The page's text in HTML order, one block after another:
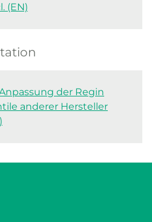
(EN)
der Regin
anderer Hersteller